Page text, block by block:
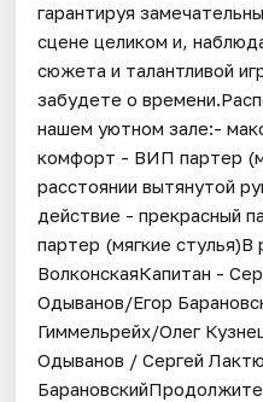
гарантируя
сцене целиком и,
сюжета и талантливой
забудете о
нашем уютном зале:-
комфорт - ВИП партер
расстоянии вытянутой
действие - ⁠прекрасный
партер (мягкие стулья)В
ВолконскаяКапитан -
Одыванов/Егор
Гиммельрейх/Олег
Одыванов / Сергей